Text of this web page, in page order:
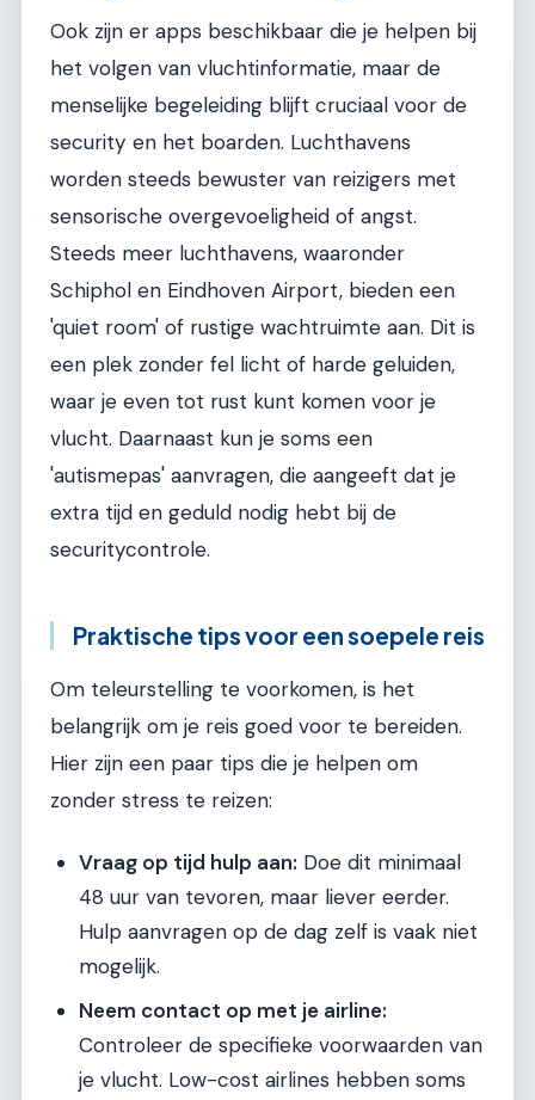
Ook zijn er apps beschikbaar die je helpen bij
het volgen van vluchtinformatie, maar de
menselijke begeleiding blijft cruciaal voor de
security en het boarden. Luchthavens
worden steeds bewuster van reizigers met
sensorische overgevoeligheid of angst.
Steeds meer luchthavens, waaronder
Schiphol en Eindhoven Airport, bieden een
'quiet room' of rustige wachtruimte aan. Dit is
een plek zonder fel licht of harde geluiden,
waar je even tot rust kunt komen voor je
vlucht. Daarnaast kun je soms een
'autismepas' aanvragen, die aangeeft dat je
extra tijd en geduld nodig hebt bij de
securitycontrole.
Praktische tips voor een soepele reis
Om teleurstelling te voorkomen, is het
belangrijk om je reis goed voor te bereiden.
Hier zijn een paar tips die je helpen om
zonder stress te reizen:
Vraag op tijd hulp aan: Doe dit minimaal
48 uur van tevoren, maar liever eerder.
Hulp aanvragen op de dag zelf is vaak niet
mogelijk.
Neem contact op met je airline:
Controleer de specifieke voorwaarden van
je vlucht. Low-cost airlines hebben soms